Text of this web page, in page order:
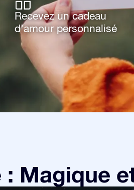
Recevez un cadeau
d’amour personnalisé
Magique